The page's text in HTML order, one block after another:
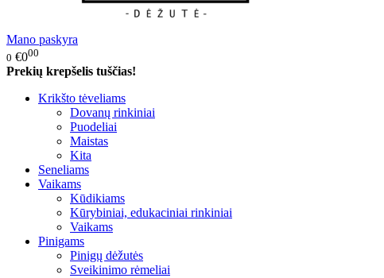
Mano paskyra
0 €000
Prekių krepšelis tuščias!
Krikšto tėveliams
Dovanų rinkiniai
Puodeliai
Maistas
Kita
Seneliams
Vaikams
Kūdikiams
Kūrybiniai, edukaciniai rinkiniai
Vaikams
Pinigams
Pinigų dėžutės
Sveikinimo rėmeliai